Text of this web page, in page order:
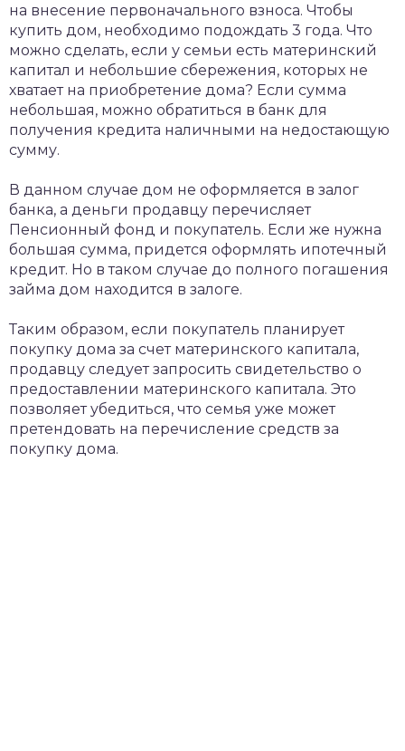
на внесение первоначального взноса. Чтобы
купить дом, необходимо подождать 3 года. Что
можно сделать, если у семьи есть материнский
капитал и небольшие сбережения, которых не
хватает на приобретение дома? Если сумма
небольшая, можно обратиться в банк для
получения кредита наличными на недостающую
сумму.
В данном случае дом не оформляется в залог
банка, а деньги продавцу перечисляет
Пенсионный фонд и покупатель. Если же нужна
большая сумма, придется оформлять ипотечный
кредит. Но в таком случае до полного погашения
займа дом находится в залоге.
Таким образом, если покупатель планирует
покупку дома за счет материнского капитала,
продавцу следует запросить свидетельство о
предоставлении материнского капитала. Это
позволяет убедиться, что семья уже может
претендовать на перечисление средств за
покупку дома.